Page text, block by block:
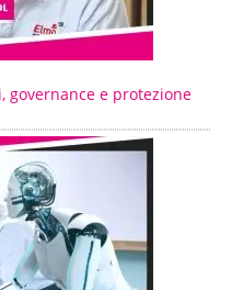
governance e protezione